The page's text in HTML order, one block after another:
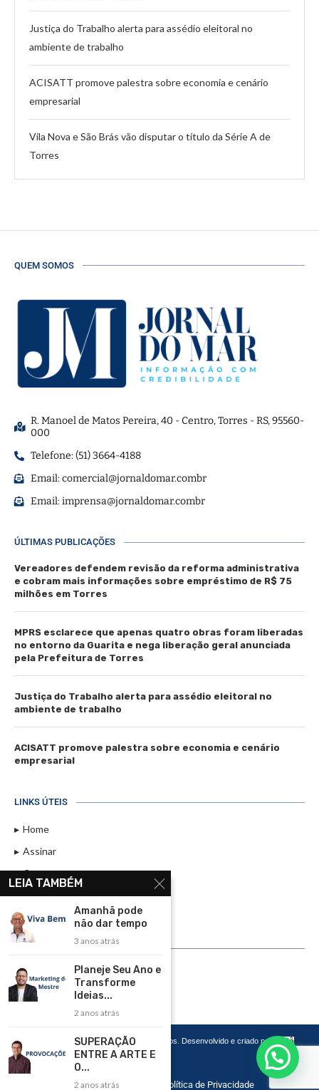
Justiça do Trabalho alerta para assédio eleitoral no
ambiente de trabalho
ACISATT promove palestra sobre economia e cenário
empresarial
Vila Nova e São Brás vão disputar o título da Série A de
Torres
QUEM SOMOS
R. Manoel de Matos Pereira, 40 - Centro, Torres - RS, 95560-
000
Telefone: (51) 3664-4188
Email:comercial@jornaldomar.combr
Email:imprensa@jornaldomar.combr
ÚLTIMAS PUBLICAÇÕES
Vereadores defendem revisão da reforma administrativa
e cobram mais informações sobre empréstimo de R$ 75
milhões em Torres
MPRS esclarece que apenas quatro obras foram liberadas
no entorno da Guarita e nega liberação geral anunciada
pela Prefeitura de Torres
Justiça do Trabalho alerta para assédio eleitoral no
ambiente de trabalho
ACISATT promove palestra sobre economia e cenário
empresarial
LINKS ÚTEIS
Home
Assinar
Contato
Política de Privacidade
Rádio Maristela - Ao Vivo
ASSINE
Copyright 2026 – Todos os Direitos Reservados. Desenvolvido e criado por
Cadô
Agência de Marketing
Home Contato Política de Privacidade
LEIA TAMBÉM
Amanhã pode
não dar tempo
3 anos atrás
Planeje Seu Ano e
Transforme
Ideias...
2 anos atrás
SUPERAÇÃO
ENTRE A ARTE E
O...
2 anos atrás